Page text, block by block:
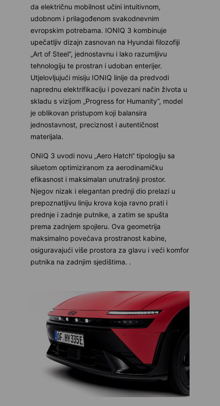
da električnu mobilnost učini intuitivnom,
udobnom i prilagođenom svakodnevnim
evropskim potrebama. IONIQ 3 kombinuje
upečatljiv dizajn zasnovan na Hyundai filozofiji
„Art of Steel“, jednostavnu i lako razumljivu
tehnologiju te prostran i udoban enterijer.
Utjelovljujući misiju IONIQ linije da predvodi
naprednu elektrifikaciju i povezani način života u
skladu s vizijom „Progress for Humanity“, model
je oblikovan pristupom koji balansira
jednostavnost, preciznost i autentičnost
materijala.
ONIQ 3 uvodi novu „Aero Hatch“ tipologiju sa
siluetom optimiziranom za aerodinamičku
efikasnost i maksimalan unutrašnji prostor.
Njegov nizak i elegantan prednji dio prelazi u
prepoznatljivu liniju krova koja ravno prati i
prednje i zadnje putnike, a zatim se spušta
prema zadnjem spojleru. Ova geometrija
maksimalno povećava prostranost kabine,
osiguravajući više prostora za glavu i veći komfor
putnika na zadnjim sjedištima. .